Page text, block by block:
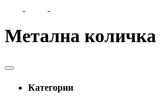
Метална количка
Категории